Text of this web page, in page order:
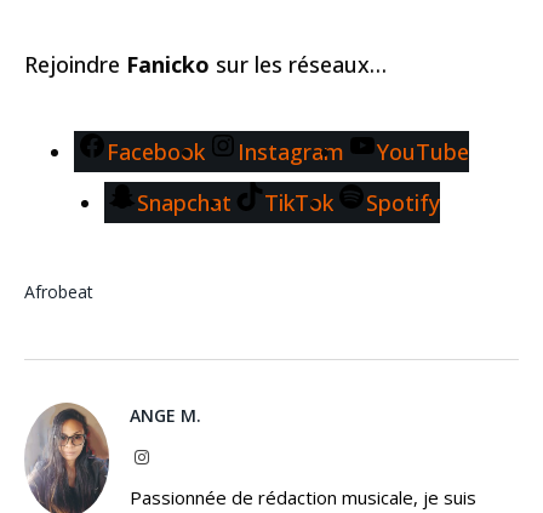
Rejoindre Fanicko sur les réseaux…
Facebook Instagram
YouTube
Snapchat
TikTok Spotify
Afrobeat
ANGE M.
Instagram
Passionnée de rédaction musicale, je suis